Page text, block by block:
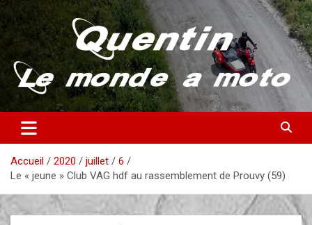
Aller
au
contenu
Quentin – Le monde à moto
Partez à la découverte du monde en vieille bécane
Accueil 2020 juillet
6
Le « jeune » Club VAG hdf au rassemblement de Prouvy (59)